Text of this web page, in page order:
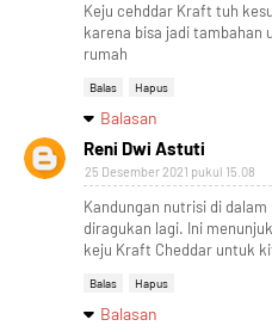
Keju cehddar Kraft tuh
karena bisa jadi tambahan
rumah
Balas Hapus
Balasan
Reni Dwi Astuti
25 Desember 2021 pukul 15.08
Kandungan nutrisi di
diragukan lagi. Ini
keju Kraft Cheddar untuk
Balas Hapus
Balasan